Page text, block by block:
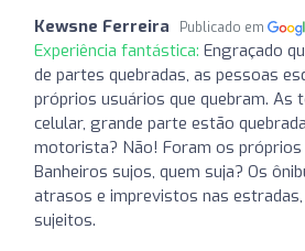
Kewsne Ferreira Publicado em
Experiência fantástica: Engraçado
de partes quebradas, as pessoas
próprios usuários que quebram. As
celular, grande parte estão
motorista? Não! Foram os próprios
Banheiros sujos, quem suja? Os
atrasos e imprevistos nas
sujeitos.